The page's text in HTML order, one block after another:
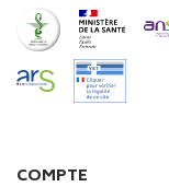
COMPTE